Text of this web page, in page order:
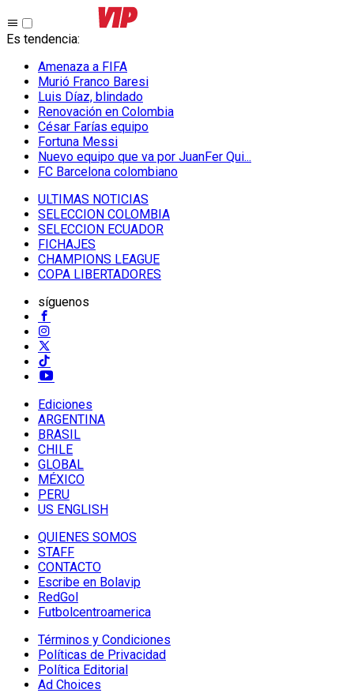
Es tendencia:
Amenaza a FIFA
Murió Franco Baresi
Luis Díaz, blindado
Renovación en Colombia
César Farías equipo
Fortuna Messi
Nuevo equipo que va por JuanFer Qui...
FC Barcelona colombiano
ULTIMAS NOTICIAS
SELECCION COLOMBIA
SELECCION ECUADOR
FICHAJES
CHAMPIONS LEAGUE
COPA LIBERTADORES
síguenos
Ediciones
ARGENTINA
BRASIL
CHILE
GLOBAL
MÉXICO
PERU
US ENGLISH
QUIENES SOMOS
STAFF
CONTACTO
Escribe en Bolavip
RedGol
Futbolcentroamerica
Términos y Condiciones
Políticas de Privacidad
Política Editorial
Ad Choices